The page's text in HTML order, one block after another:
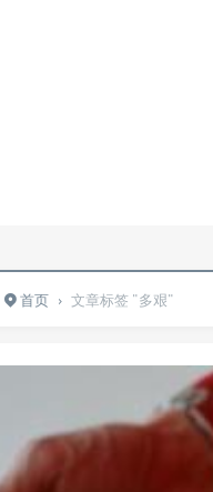
首页 › 文章标签 "多艰"